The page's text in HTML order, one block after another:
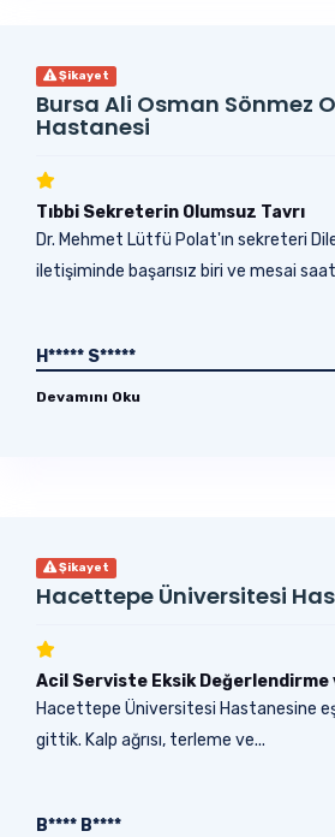
Şikayet
Bursa Ali Osman Sönmez
Hastanesi
Tıbbi Sekreterin Olumsuz Tavrı
Dr. Mehmet Lütfü Polat'ın sekreteri
iletişiminde başarısız biri ve mesai
H***** S*****
Devamını Oku
Şikayet
Hacettepe Üniversitesi
Acil Serviste Eksik Değerlendirme
Hacettepe Üniversitesi Hastanesine
gittik. Kalp ağrısı, terleme ve...
B**** B****